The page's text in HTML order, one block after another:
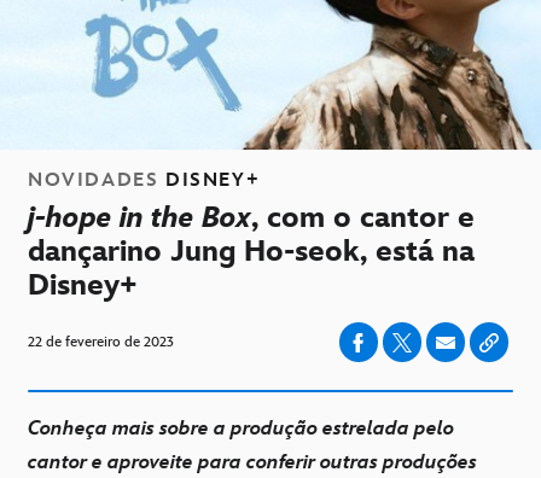
NOVIDADES DISNEY+
j-hope in the Box, com o cantor e
dançarino Jung Ho-seok, está na
Disney+
22 de fevereiro de 2023
Conheça mais sobre a produção estrelada pelo
cantor e aproveite para conferir outras produções